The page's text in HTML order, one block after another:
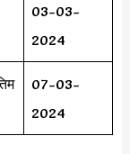
03-03-
2024
07-03-
2024